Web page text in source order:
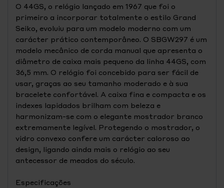
O 44GS, o relógio lançado em 1967 que foi o
primeiro a incorporar totalmente o estilo Grand
Seiko, evoluiu para um modelo moderno com um
carácter prático contemporâneo. O SBGW297 é um
modelo mecânico de corda manual que apresenta o
diâmetro de caixa mais pequeno da linha 44GS, com
36,5 mm. O relógio foi concebido para ser fácil de
usar, graças ao seu tamanho moderado e à sua
bracelete confortável. A caixa fina e compacta e os
indexes lapidados brilham com beleza e
harmonizam-se com o elegante mostrador branco
extremamente legível. Protegendo o mostrador, o
vidro convexo confere um carácter caloroso ao
design, ligando ainda mais o relógio ao seu
antecessor de meados do século.
Especificações